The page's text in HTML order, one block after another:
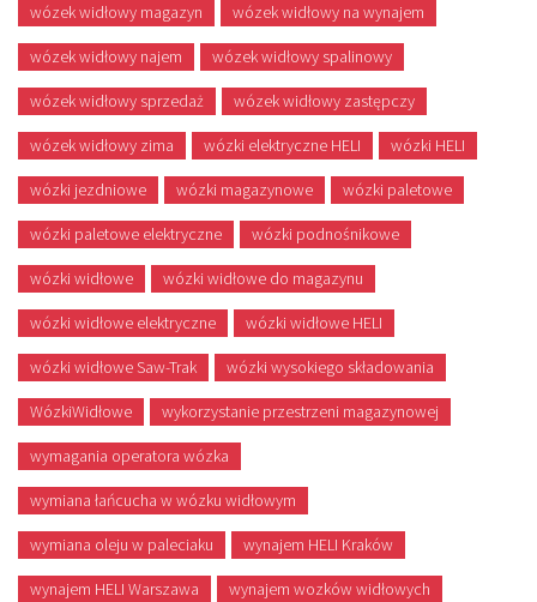
wózek widłowy magazyn wózek widłowy na wynajem
wózek widłowy najem wózek widłowy spalinowy
wózek widłowy sprzedaż wózek widłowy zastępczy
wózek widłowy zima wózki elektryczne HELI wózki HELI
wózki jezdniowe wózki magazynowe wózki paletowe
wózki paletowe elektryczne wózki podnośnikowe
wózki widłowe wózki widłowe do magazynu
wózki widłowe elektryczne wózki widłowe HELI
wózki widłowe Saw-Trak wózki wysokiego składowania
WózkiWidłowe wykorzystanie przestrzeni magazynowej
wymagania operatora wózka
wymiana łańcucha w wózku widłowym
wymiana oleju w paleciaku wynajem HELI Kraków
wynajem HELI Warszawa wynajem wozków widłowych